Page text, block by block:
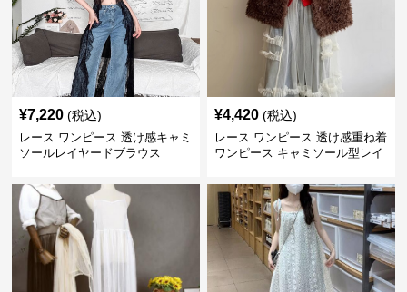
¥7,220 (税込)
レース ワンピース 透け感キャミ
ソールレイヤードブラウス
¥4,420 (税込)
レース ワンピース 透け感重ね着
ワンピース キャミソール型レイ